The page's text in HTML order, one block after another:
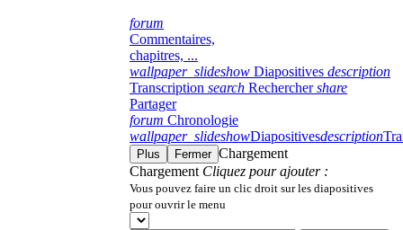
forum
Commentaires,
chapitres, ...
wallpaper_slideshow Diapositives description
Transcription search Rechercher share
Partager
forum Chronologie
wallpaper_slideshowDiapositivesdescription
Plus Fermer Chargement
Chargement Cliquez pour ajouter :
Vous pouvez faire un clic droit sur les diapositives
pour ouvrir le menu